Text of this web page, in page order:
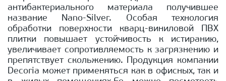
антибактериального материала получившее
название Nano-Silver. Особая технология
обработки поверхности кварц-виниловой ПВХ
плитки повышает устойчивость к истиранию,
увеличивает сопротивляемость к загрязнению и
препятствует скольжению. Продукция компании
Decoria может применяться как в офисных, так и